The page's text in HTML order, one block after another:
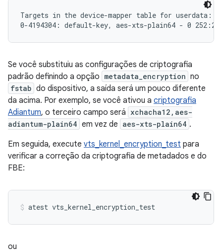
Targets in the device-mapper table for userdata:
Se você substituiu as configurações de criptografia
padrão definindo a opção metadata_encryption no
fstab do dispositivo, a saída será um pouco diferente
da acima. Por exemplo, se você ativou a criptografia
Adiantum, o terceiro campo será xchacha12,aes-
adiantum-plain64 em vez de aes-xts-plain64 .
Em seguida, execute vts_kernel_encryption_test para
verificar a correção da criptografia de metadados e do
FBE:
ou